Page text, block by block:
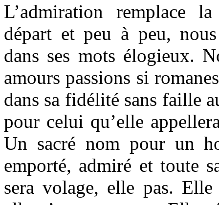
L’admiration remplace
départ et peu à peu,
dans ses mots élogieux.
amours passions si
dans sa fidélité sans faille
pour celui qu’elle
Un sacré nom pour un
emporté, admiré et toute
sera volage, elle pas.